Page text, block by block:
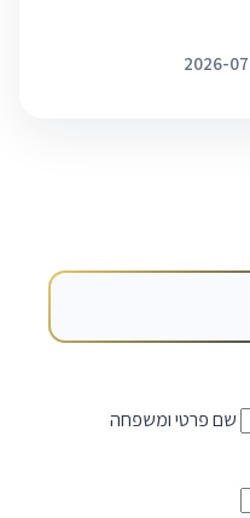
שם פרטי ומשפחה